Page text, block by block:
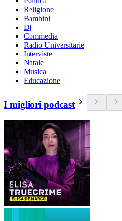
Religione
Bambini
Dj
Commedia
Radio Universitarie
Interviste
Natale
Musica
Educazione
I migliori podcast